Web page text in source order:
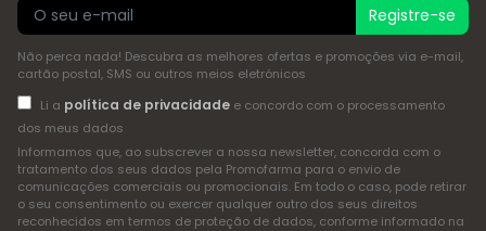
Registre-se
Não perca nada! Descubra as melhores ofertas e promoções via e-mail,
cartão postal, SMS ou outros meios eletrónicos
Li a política de privacidadee concordo com o processamento
dos meus dados
Informamos que, ao subscrever a nossa newsletter, concorda com o
tratamento dos seus dados pela Promofarma para o envio de
comunicações comerciais ou promocionais. Em todo o caso, pode retirar
o seu consentimento ou exercer qualquer outro dos seus direitos
reconhecidos em termos de proteção de dados, conforme informado na